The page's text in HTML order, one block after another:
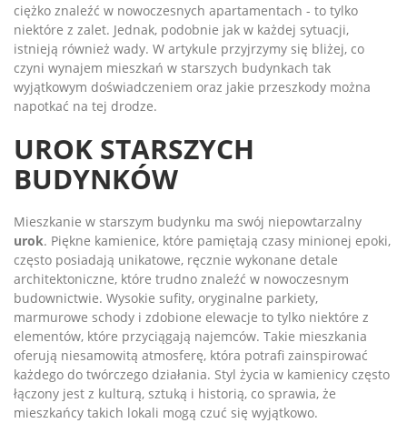
ciężko znaleźć w nowoczesnych apartamentach - to tylko
niektóre z zalet. Jednak, podobnie jak w każdej sytuacji,
istnieją również wady. W artykule przyjrzymy się bliżej, co
czyni wynajem mieszkań w starszych budynkach tak
wyjątkowym doświadczeniem oraz jakie przeszkody można
napotkać na tej drodze.
UROK STARSZYCH
BUDYNKÓW
Mieszkanie w starszym budynku ma swój niepowtarzalny
urok. Piękne kamienice, które pamiętają czasy minionej epoki,
często posiadają unikatowe, ręcznie wykonane detale
architektoniczne, które trudno znaleźć w nowoczesnym
budownictwie. Wysokie sufity, oryginalne parkiety,
marmurowe schody i zdobione elewacje to tylko niektóre z
elementów, które przyciągają najemców. Takie mieszkania
oferują niesamowitą atmosferę, która potrafi zainspirować
każdego do twórczego działania. Styl życia w kamienicy często
łączony jest z kulturą, sztuką i historią, co sprawia, że
mieszkańcy takich lokali mogą czuć się wyjątkowo.